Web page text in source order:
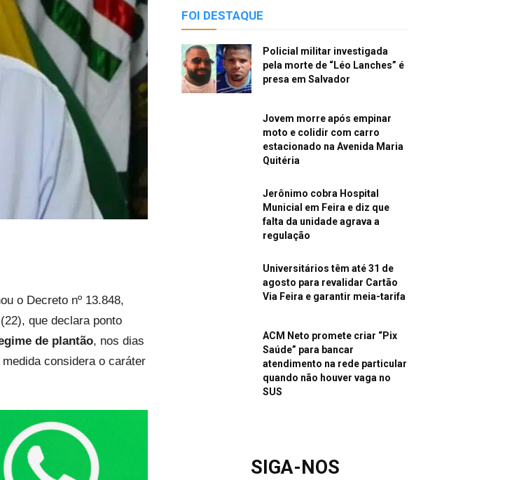
o Decreto nº 13.848,
que declara ponto
de plantão, nos dias
considera o caráter
FOI DESTAQUE
Policial militar investigada
pela morte de “Léo Lanches” é
presa em Salvador
Jovem morre após empinar
moto e colidir com carro
estacionado na Avenida Maria
Quitéria
Jerônimo cobra Hospital
Municial em Feira e diz que
falta da unidade agrava a
regulação
Universitários têm até 31 de
agosto para revalidar Cartão
Via Feira e garantir meia-tarifa
ACM Neto promete criar “Pix
Saúde” para bancar
atendimento na rede particular
quando não houver vaga no
SUS
SIGA-NOS